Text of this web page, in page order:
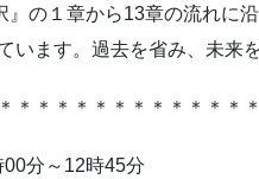
』の１章から13章の流れに
います。過去を省み、未来
＊＊＊＊＊＊＊＊＊＊＊＊
分～12時45分